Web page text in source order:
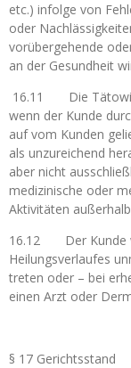
etc.) infolge von
oder
vorübergehende
an der Gesundheit
16.11 Die
wenn der Kunde
auf vom Kunden
als unzureichend
aber nicht
medizinische oder
Aktivitäten
16.12 Der Kunde
Heilungsverlaufes
treten oder – bei
einen Arzt oder
§ 17 Gerichtsstand